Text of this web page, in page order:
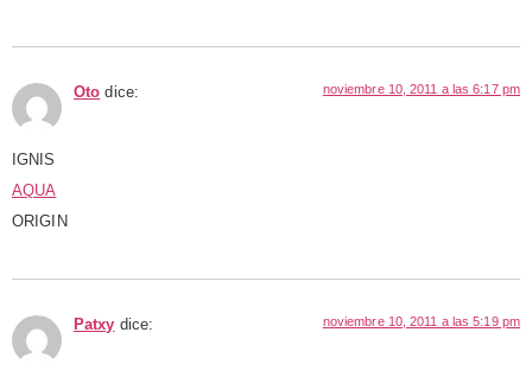
Oto dice: noviembre 10, 2011 a las 6:17 pm
IGNIS
AQUA
ORIGIN
Patxy dice: noviembre 10, 2011 a las 5:19 pm